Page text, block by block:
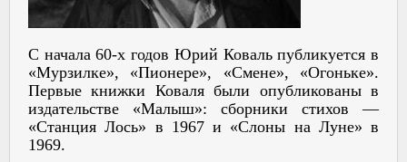
С начала 60-х годов Юрий Коваль публикуется в
«Мурзилке», «Пионере», «Смене», «Огоньке».
Первые книжки Коваля были опубликованы в
издательстве «Малыш»: сборники стихов —
«Станция Лось» в 1967 и «Слоны на Луне» в
1969.